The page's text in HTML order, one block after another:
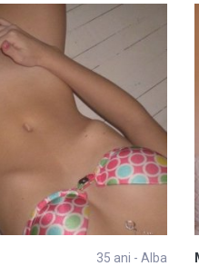
35 ani - Alba